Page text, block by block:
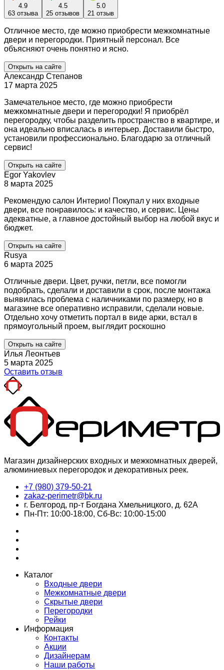
4.9
63 отзыва
4.5
25 отзывов
5.0
21 отзыв
Отличное место, где можно приобрести межкомнатные
двери и перегородки. Приятный персонал. Все
объясняют очень понятно и ясно.
Открыть на сайте
Александр Степанов
17 марта 2025
Замечательное место, где можно приобрести
межкомнатные двери и перегородки! Я приобрёл
перегородку, чтобы разделить пространство в квартире, и
она идеально вписалась в интерьер. Доставили быстро,
установили профессионально. Благодарю за отличный
сервис!
Открыть на сайте
Egor Yakovlev
8 марта 2025
Рекомендую салон Интерио! Покупал у них входные
двери, все понравилось: и качество, и сервис. Цены
адекватные, а главное достойный выбор на любой вкус и
бюджет.
Открыть на сайте
Rusya
6 марта 2025
Отличные двери. Цвет, ручки, петли, все помогли
подобрать, сделали и доставили в срок, после монтажа
выявилась проблема с наличниками по размеру, но в
магазине все оперативно исправили, сделали новые.
Отдельно хочу отметить портал в виде арки, встал в
прямоугольный проем, выглядит роскошно
Открыть на сайте
Илья Леонтьев
5 марта 2025
Оставить отзыв
Магазин дизайнерских входных и межкомнатных дверей,
алюминиевых перегородок и декоративных реек.
+7 (980) 379-50-21
zakaz-perimetr@bk.ru
г. Белгород, пр-т Богдана Хмельницкого, д. 62А
Пн-Пт: 10:00-18:00, Сб-Вс: 10:00-15:00
Каталог
Входные двери
Межкомнатные двери
Скрытые двери
Перегородки
Рейки
Информация
Контакты
Акции
Дизайнерам
Наши работы